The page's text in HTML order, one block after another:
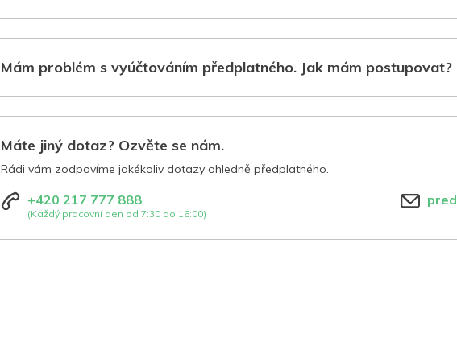
Mám problém s vyúčtováním předplatného. Jak mám postupovat?
Máte jiný dotaz? Ozvěte se nám.
Rádi vám zodpovíme jakékoliv dotazy ohledně předplatného.
+420 217 777 888
(Každý pracovní den od 7:30 do 16:00)